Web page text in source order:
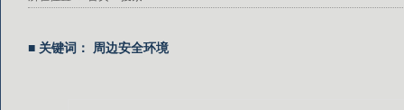
■ 关键词： 周边安全环境